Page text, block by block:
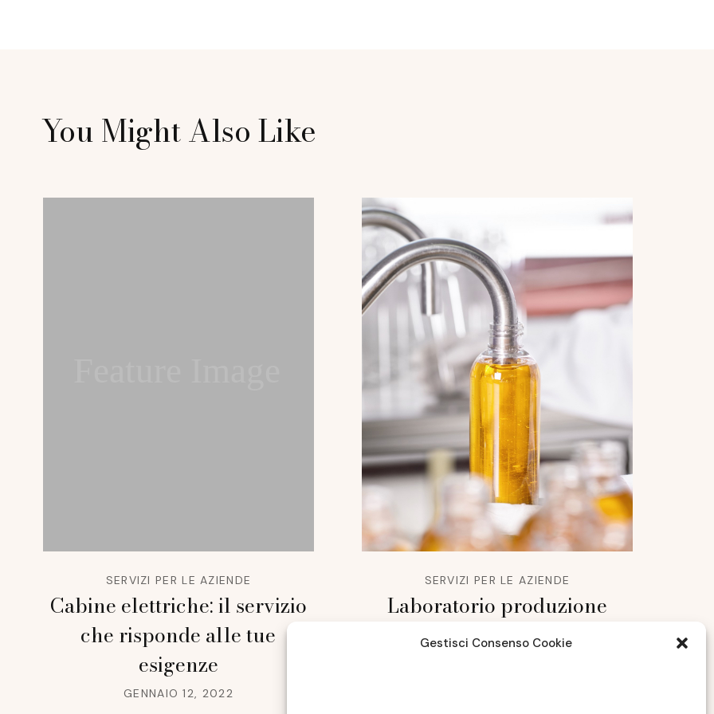
Gestisci Consenso Cookie
You Might Also Like
SERVIZI PER LE AZIENDE
Cabine elettriche: il servizio
che risponde alle tue
esigenze
GENNAIO 12, 2022
SERVIZI PER LE AZIENDE
Laboratorio produzione
profumi: dove nascono